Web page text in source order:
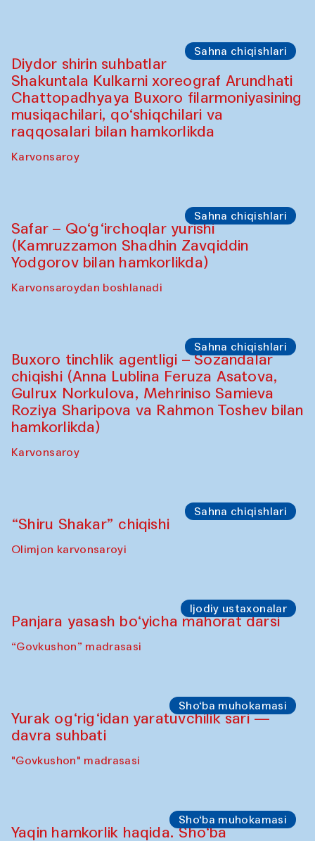
Sahna chiqishlari
Diydor shirin suhbatlar
Shakuntala Kulkarni xoreograf Arundhati
Chattopadhyaya Buxoro filarmoniyasining
musiqachilari, qo‘shiqchilari va
raqqosalari bilan hamkorlikda
Karvonsaroy
Sahna chiqishlari
Safar – Qo‘g‘irchoqlar yurishi
(Kamruzzamon Shadhin Zavqiddin
Yodgorov bilan hamkorlikda)
Karvonsaroydan boshlanadi
Sahna chiqishlari
Buxoro tinchlik agentligi – Sozandalar
chiqishi (Anna Lublina Feruza Asatova,
Gulrux Norkulova, Mehriniso Samieva
Roziya Sharipova va Rahmon Toshev bilan
hamkorlikda)
Karvonsaroy
Sahna chiqishlari
“Shiru Shakar” chiqishi
Olimjon karvonsaroyi
Ijodiy ustaxonalar
Panjara yasash bo‘yicha mahorat darsi
“Govkushon” madrasasi
Sho‘ba muhokamasi
Yurak og‘rig‘idan yaratuvchilik sari —
davra suhbati
"Govkushon" madrasasi
Sho‘ba muhokamasi
Yaqin hamkorlik haqida. Sho‘ba